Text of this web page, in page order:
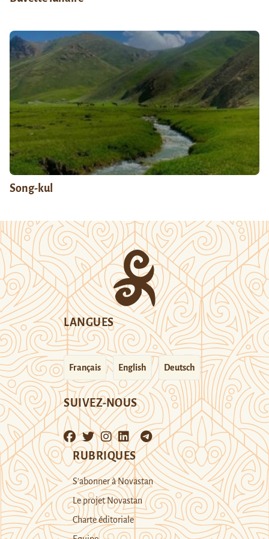
Song-kul
LANGUES
Français English Deutsch
SUIVEZ-NOUS
RUBRIQUES
S’abonner à Novastan
Le projet Novastan
Charte éditoriale